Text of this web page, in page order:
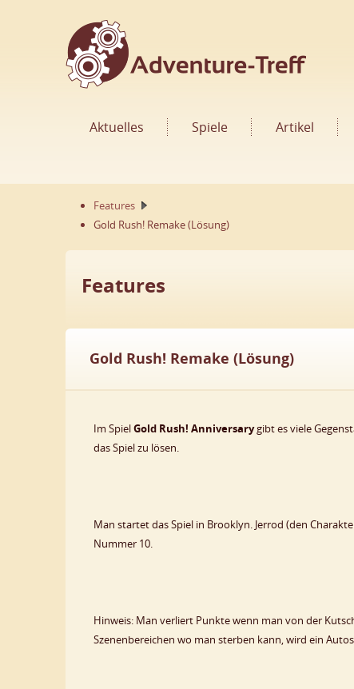
Aktuelles Spiele Artikel
Features
Gold Rush! Remake (Lösung)
Features
Gold Rush! Remake (Lösung)
Im SpielGold Rush! Anniversarygibt es viele
das Spiel zu lösen.
Man startet das Spiel in Brooklyn. Jerrod (den
Nummer 10.
Hinweis: Man verliert Punkte wenn man von der
Szenenbereichen wo man sterben kann, wird ein